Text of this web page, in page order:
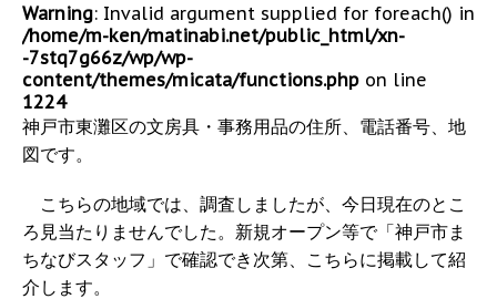
Warning: Invalid argument supplied for foreach() in
/home/m-ken/matinabi.net/public_html/xn-
-7stq7g66z/wp/wp-
content/themes/micata/functions.php on line
1224
神戸市東灘区の文房具・事務用品の住所、電話番号、地
図です。
こちらの地域では、調査しましたが、今日現在のとこ
ろ見当たりませんでした。新規オープン等で「神戸市ま
ちなびスタッフ」で確認でき次第、こちらに掲載して紹
介します。